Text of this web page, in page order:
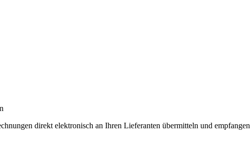
direkt elektronisch an Ihren Lieferanten übermitteln und empfangen